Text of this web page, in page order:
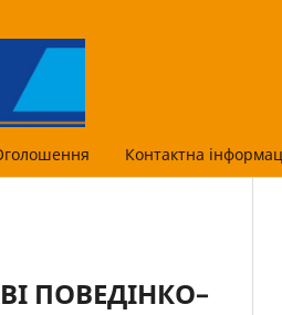
Контактна
ПОВЕДІНКО–